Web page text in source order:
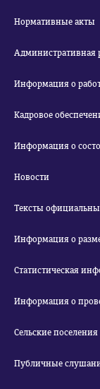
Нормативные акты
Административная
Информация о
Кадровое
Информация о
Новости
Тексты
Информация о
Статистическая
Информация о
Сельские поселения
Публичные